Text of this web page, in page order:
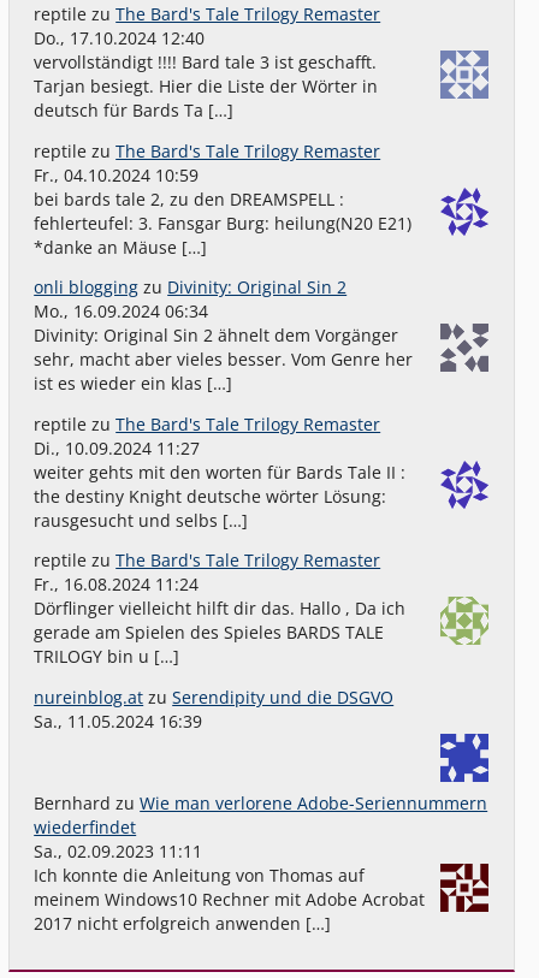
reptile zuThe Bard's Tale Trilogy Remaster
Do., 17.10.2024 12:40
vervollständigt !!!! Bard tale 3 ist geschafft.
Tarjan besiegt. Hier die Liste der Wörter in
deutsch für Bards Ta […]
reptile zuThe Bard's Tale Trilogy Remaster
Fr., 04.10.2024 10:59
bei bards tale 2, zu den DREAMSPELL :
fehlerteufel: 3. Fansgar Burg: heilung(N20 E21)
*danke an Mäuse […]
onli blogging zu Divinity: Original Sin 2
Mo., 16.09.2024 06:34
Divinity: Original Sin 2 ähnelt dem Vorgänger
sehr, macht aber vieles besser. Vom Genre her
ist es wieder ein klas […]
reptile zuThe Bard's Tale Trilogy Remaster
Di., 10.09.2024 11:27
weiter gehts mit den worten für Bards Tale II :
the destiny Knight deutsche wörter Lösung:
rausgesucht und selbs […]
reptile zuThe Bard's Tale Trilogy Remaster
Fr., 16.08.2024 11:24
Dörflinger vielleicht hilft dir das. Hallo , Da ich
gerade am Spielen des Spieles BARDS TALE
TRILOGY bin u […]
nureinblog.at zuSerendipity und die DSGVO
Sa., 11.05.2024 16:39
Bernhard zuWie man verlorene Adobe-Seriennummern
wiederfindet
Sa., 02.09.2023 11:11
Ich konnte die Anleitung von Thomas auf
meinem Windows10 Rechner mit Adobe Acrobat
2017 nicht erfolgreich anwenden […]